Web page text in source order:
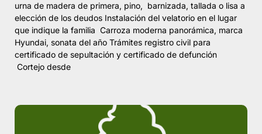
urna de madera de primera, pino, barnizada, tallada o lisa a
elección de los deudos Instalación del velatorio en el lugar
que indique la familia Carroza moderna panorámica, marca
Hyundai, sonata del año Trámites registro civil para
certificado de sepultación y certificado de defunción
Cortejo desde